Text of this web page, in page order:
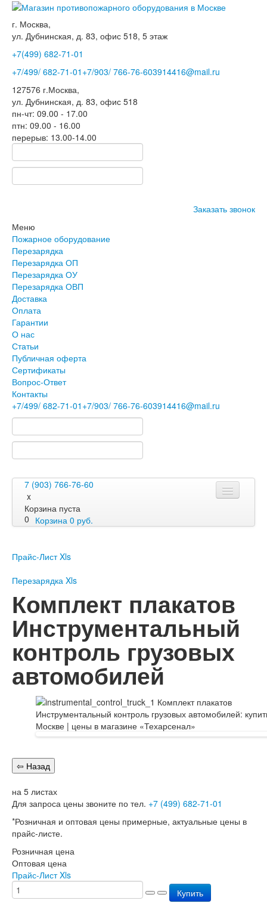
г. Москва,
ул. Дубнинская, д. 83, офис 518, 5 этаж
+7(499) 682-71-01
+7/499/ 682-71-01 +7/903/ 766-76-603914416@mail.ru
127576 г.Москва,
ул. Дубнинская, д. 83, офис 518
пн-чт: 09.00 - 17.00
птн: 09.00 - 16.00
перерыв: 13.00-14.00
Заказать звонок
Меню
Пожарное оборудование
Перезарядка
Перезарядка ОП
Перезарядка ОУ
Перезарядка ОВП
Доставка
Оплата
Гарантии
О нас
Статьи
Публичная оферта
Сертификаты
Вопрос-Ответ
Контакты
+7/499/ 682-71-01 +7/903/ 766-76-603914416@mail.ru
7 (903) 766-76-60
x
Корзина пуста
0 Корзина 0 руб.
Перезарядка
Перезарядка ОП
Перезарядка ОВП
Гарантии
Статьи
Публичная оферта
Сертификаты
Контакты
Перезарядка ОП
Перезарядка ОУ
Перезарядка ОВП
Оплата
Гарантии
О нас
Прайс-Лист Xls
Перезарядка Xls
Комплект плакатов
Инструментальный
контроль грузовых
автомобилей
на 5 листах
Для запроса цены звоните по тел. +7 (499) 682-71-01
*Розничная и оптовая цены примерные, актуальные цены в
прайс-листе.
Розничная цена
Оптовая цена
Прайс-Лист Xls
Купить